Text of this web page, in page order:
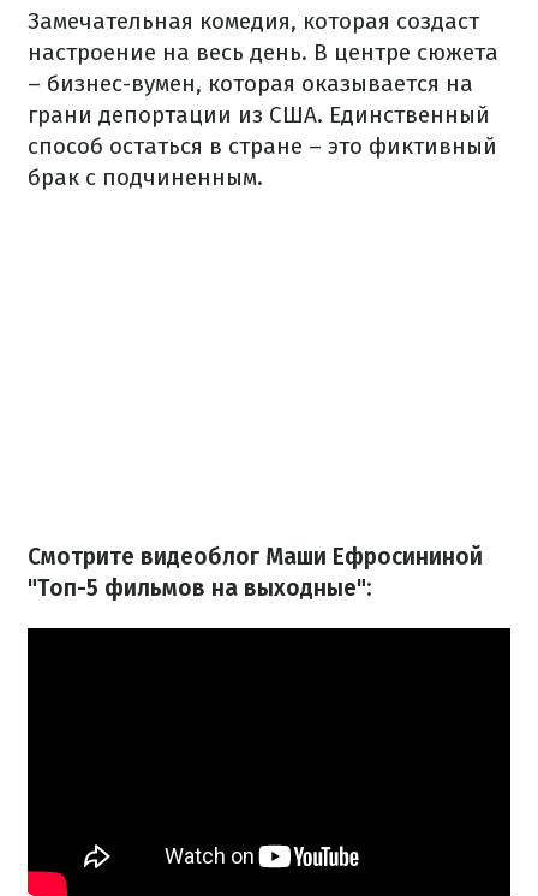
Замечательная комедия, которая создаст
настроение на весь день. В центре сюжета
– бизнес-вумен, которая оказывается на
грани депортации из США. Единственный
способ остаться в стране – это фиктивный
брак с подчиненным.
Смотрите видеоблог Маши Ефросининой
"Топ-5 фильмов на выходные":